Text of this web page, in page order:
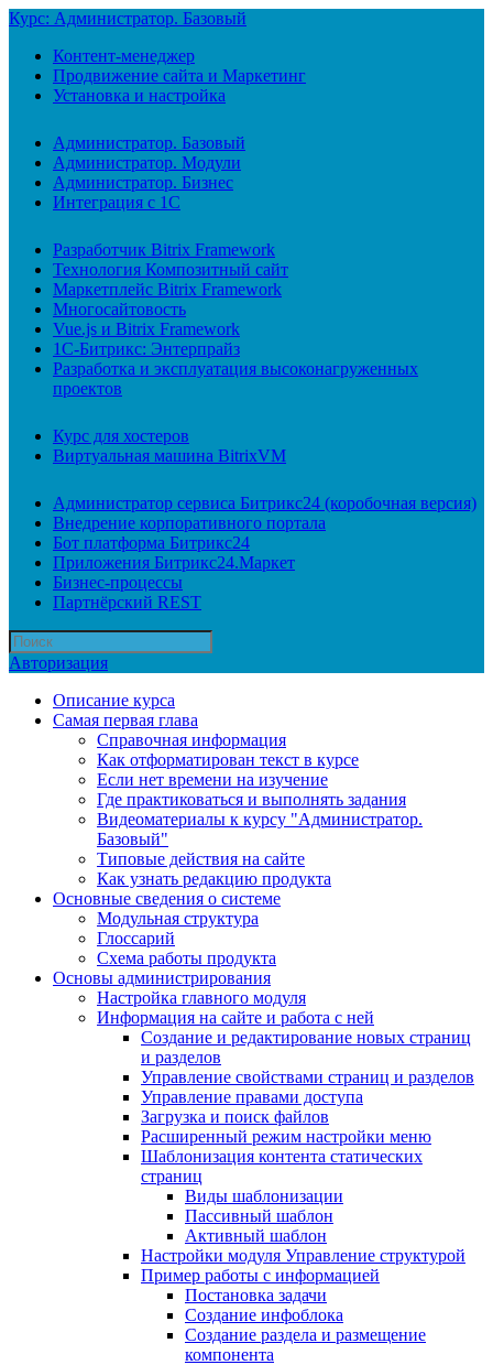
Курс: Администратор. Базовый
Контент-менеджер
Продвижение сайта и Маркетинг
Установка и настройка
Администратор. Базовый
Администратор. Модули
Администратор. Бизнес
Интеграция с 1С
Разработчик Bitrix Framework
Технология Композитный сайт
Маркетплейс Bitrix Framework
Многосайтовость
Vue.js и Bitrix Framework
1С-Битрикс: Энтерпрайз
Разработка и эксплуатация высоконагруженных
проектов
Курс для хостеров
Виртуальная машина BitrixVM
Администратор сервиса Битрикс24 (коробочная версия)
Внедрение корпоративного портала
Бот платформа Битрикс24
Приложения Битрикс24.Маркет
Бизнес-процессы
Партнёрский REST
Авторизация
Описание курса
Самая первая глава
Справочная информация
Как отформатирован текст в курсе
Если нет времени на изучение
Где практиковаться и выполнять задания
Видеоматериалы к курсу "Администратор.
Базовый"
Типовые действия на сайте
Как узнать редакцию продукта
Основные сведения о системе
Модульная структура
Глоссарий
Схема работы продукта
Основы администрирования
Настройка главного модуля
Информация на сайте и работа с ней
Создание и редактирование новых страниц
и разделов
Управление свойствами страниц и разделов
Управление правами доступа
Загрузка и поиск файлов
Расширенный режим настройки меню
Шаблонизация контента статических
страниц
Виды шаблонизации
Пассивный шаблон
Активный шаблон
Настройки модуля Управление структурой
Пример работы с информацией
Постановка задачи
Создание инфоблока
Создание раздела и размещение
компонента